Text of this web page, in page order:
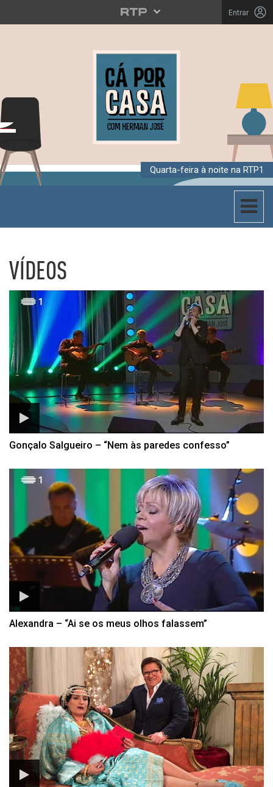
Entrar
Quarta-feira à noite na RTP1
Toggle
VÍDEOS
Listagem de Vídeos da Cá
Gonçalo Salgueiro – “Nem às paredes confesso”
Alexandra – “Ai se os meus olhos falassem”